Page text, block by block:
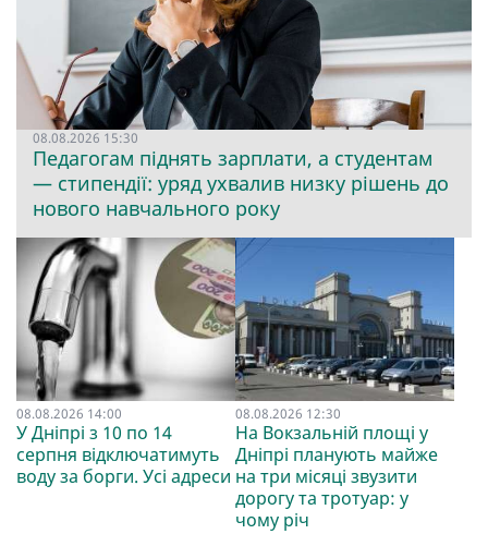
08.08.2026 15:30
Педагогам піднять зарплати, а студентам
— стипендії: уряд ухвалив низку рішень до
нового навчального року
08.08.2026 14:00
У Дніпрі з 10 по 14
серпня відключатимуть
воду за борги. Усі адреси
08.08.2026 12:30
На Вокзальній площі у
Дніпрі планують майже
на три місяці звузити
дорогу та тротуар: у
чому річ